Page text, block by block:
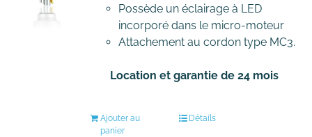
Possède un éclairage à LED
incorporé dans le micro-moteur
Attachement au cordon type MC3.
Location et garantie de 24 mois
Ajouter au
panier
Détails